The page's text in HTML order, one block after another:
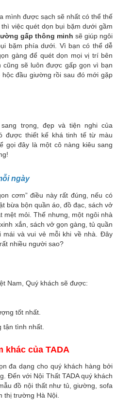
mình được sạch sẽ nhất có thể thế
việc quét dọn bụi bặm dưới gầm
gấp thông minh sẽ giúp ngôi
bặm phía dưới. Vì bạn có thể dễ
gàng để quét dọn mọi vị trí bên
sẽ luôn được gấp gọn vì bạn
đầu giường rồi sau đó mới gặp
trọng, đẹp và tiện nghi của
được thiết kế khá tinh tế từ màu
gọi đây là một cô nàng kiêu sang
ngày
cơm” điều này rất đúng, nếu có
bừa bộn quần áo, đồ đạc, sách vở
mệt mỏi. Thế nhưng, một ngôi nhà
xắn, sách vở gọn gàng, tủ quần
và vui vẻ mỗi khi về nhà. Đây
nhiều người sao?
Nam, Quý khách sẽ được:
tốt nhất.
tận tình nhất.
khác của TADA
đa dạng cho quý khách hàng bởi
Đến với Nội Thất TADA quý khách
đồ nội thất như tủ, giường, sofa
thị trường Hà Nội.